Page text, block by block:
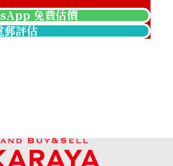
Epson X stamp
免費估價
郵評估